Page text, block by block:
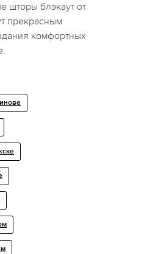
шторы блэкаут от
прекрасным
комфортных